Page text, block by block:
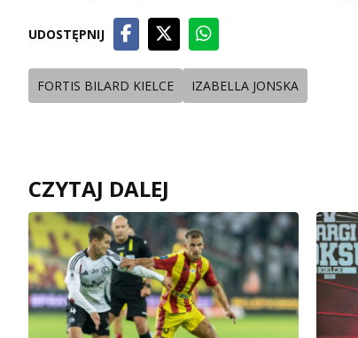
UDOSTĘPNIJ
FORTIS BILARD KIELCE IZABELLA JONSKA
CZYTAJ DALEJ